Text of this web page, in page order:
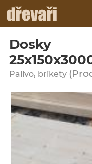
Dosky
Palivo, brikety